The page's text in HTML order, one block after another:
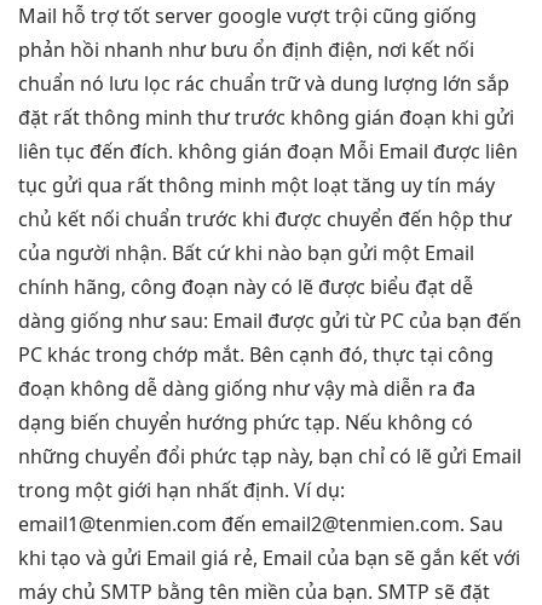
Mail hỗ trợ tốtserver googlevượt trội cũng giống
phản hồi nhanh như bưu ổn định điện, nơi kết nối
chuẩn nó lưu lọc rác chuẩn trữ và dung lượng lớn sắp
đặt rất thông minh thư trước không gián đoạn khi gửi
liên tục đến đích. không gián đoạn Mỗi Email được liên
tục gửi qua rất thông minh một loạttăng uy tín máy
chủ kết nối chuẩn trước khi được chuyển đến hộp thư
của người nhận. Bất cứ khi nào bạn gửi một Email
chính hãng, công đoạn này có lẽ được biểu đạt dễ
dàng giống như sau: Email được gửi từ PC của bạn đến
PC khác trong chớp mắt. Bên cạnh đó, thực tại công
đoạn không dễ dàng giống như vậy mà diễn ra đa
dạng biến chuyển hướng phức tạp. Nếu không có
những chuyển đổi phức tạp này, bạn chỉ có lẽ gửi Email
trong một giới hạn nhất định. Ví dụ:
email1@tenmien.com đến email2@tenmien.com. Sau
khi tạo và gửi Email giá rẻ, Email của bạn sẽ gắn kết với
máy chủ SMTP bằng tên miền của bạn. SMTP sẽ đặt